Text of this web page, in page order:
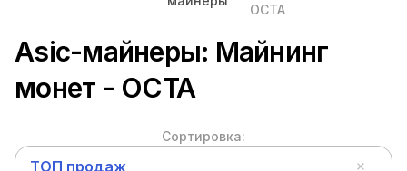
OCTA
Asic-майнеры: Майнинг
монет - OCTA
Сортировка:
ТОП продаж